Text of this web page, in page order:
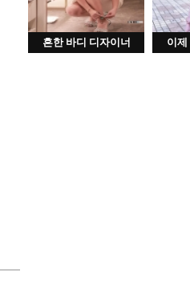
흔한 바디 디자이너 이제